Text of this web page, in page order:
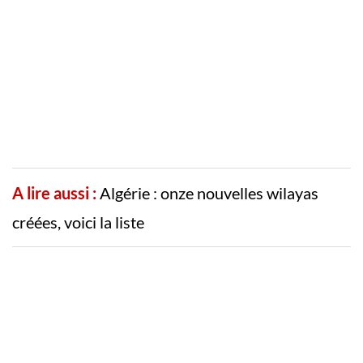
A lire aussi : Algérie : onze nouvelles wilayas
créées, voici la liste